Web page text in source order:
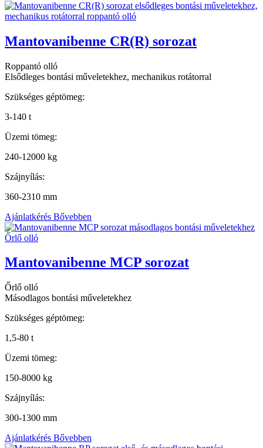
Mantovanibenne CR(R) sorozat
Roppantó olló
Elsődleges bontási műveletekhez, mechanikus rotátorral
Szükséges géptömeg:
3-140 t
Üzemi tömeg:
240-12000 kg
Szájnyílás:
360-2310 mm
Ajánlatkérés Bővebben
Mantovanibenne MCP sorozat
Őrlő olló
Másodlagos bontási műveletekhez
Szükséges géptömeg:
1,5-80 t
Üzemi tömeg:
150-8000 kg
Szájnyílás:
300-1300 mm
Ajánlatkérés Bővebben